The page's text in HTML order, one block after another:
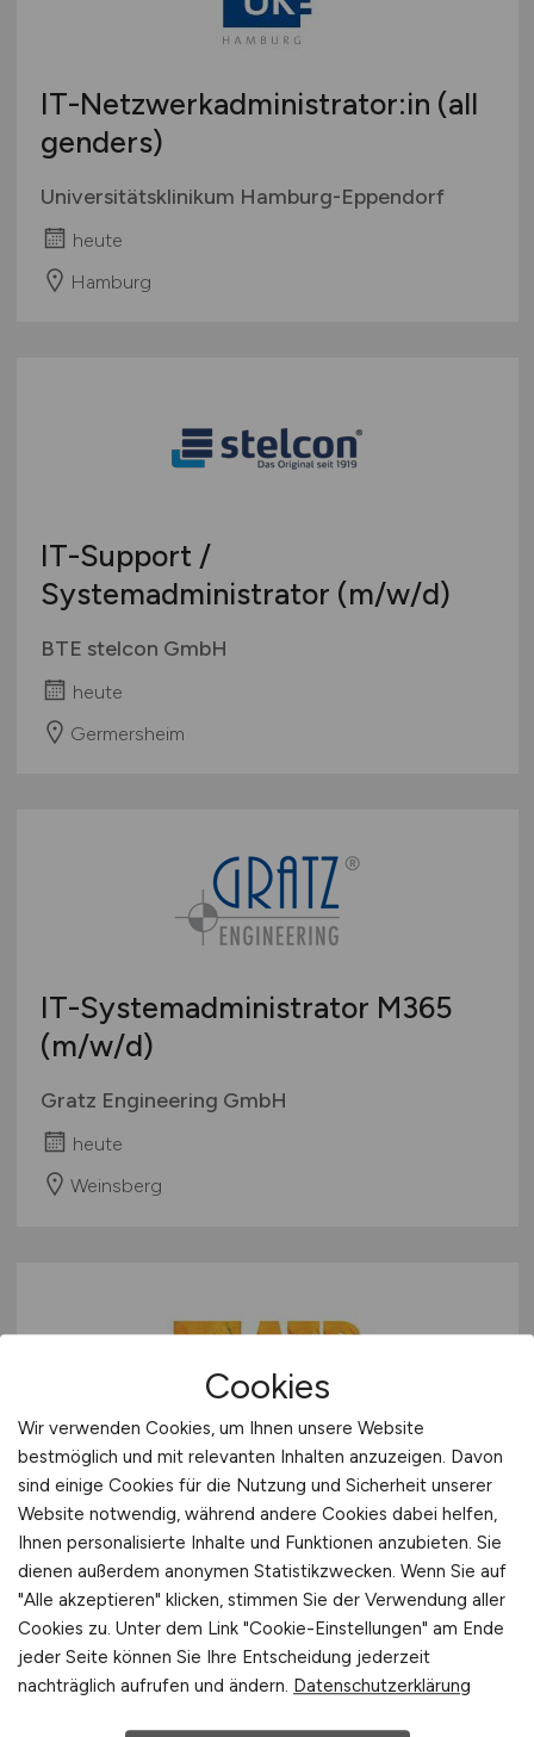
IT-Netzwerkadministrator:in (all
genders)
Universitätsklinikum Hamburg-Eppendorf
heute
Hamburg
IT-Support /
Systemadministrator (m/w/d)
BTE stelcon GmbH
heute
Germersheim
IT-Systemadministrator M365
(m/w/d)
Gratz Engineering GmbH
heute
Weinsberg
IT-Administrator ERP(m/w/d)
ATP adhesive systems Deutschland GmbH
Creuzburg bei Eisenach
Cookies
Wir verwenden Cookies, um Ihnen unsere Website
bestmöglich und mit relevanten Inhalten anzuzeigen. Davon
sind einige Cookies für die Nutzung und Sicherheit unserer
Website notwendig, während andere Cookies dabei helfen,
Ihnen personalisierte Inhalte und Funktionen anzubieten. Sie
dienen außerdem anonymen Statistikzwecken. Wenn Sie auf
"Alle akzeptieren" klicken, stimmen Sie der Verwendung aller
Cookies zu. Unter dem Link "Cookie-Einstellungen" am Ende
jeder Seite können Sie Ihre Entscheidung jederzeit
nachträglich aufrufen und ändern. Datenschutzerklärung